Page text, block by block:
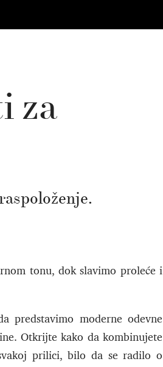
za
tonu, dok slavimo proleće i
predstavimo moderne odevne
Otkrijte kako da kombinujete
prilici, bilo da se radilo o